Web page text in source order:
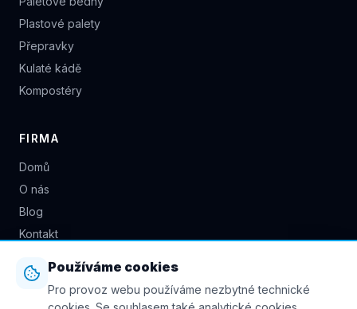
Plastové palety
Přepravky
Kulaté kádě
Kompostéry
FIRMA
Domů
O nás
Blog
Kontakt
+420 722 941 617
info@naodpad.cz
Používáme cookies
Pro provoz webu používáme nezbytné technické